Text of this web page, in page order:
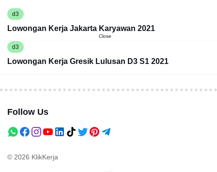
d3
Lowongan Kerja Jakarta Karyawan 2021
d3
Lowongan Kerja Gresik Lulusan D3 S1 2021
Follow Us
© 2026 KlikKerja
Close